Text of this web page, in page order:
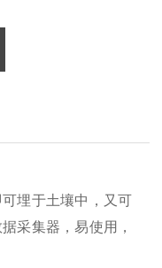
埋于土壤中，又可
采集器，易使用，